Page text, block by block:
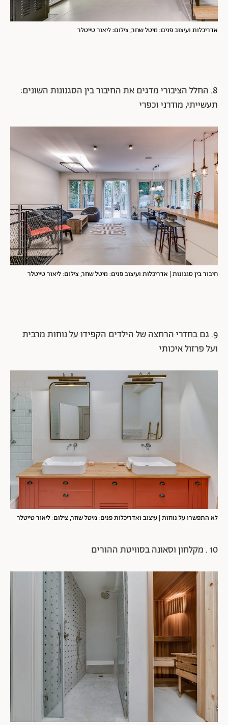
אדריכלות ועיצוב פנים: מיטל שחר, צילום: ליאור טייטלר
8. החלל הציבורי מדגים את החיבור בין הסגנונות השונים:
תעשייתי, מודרני וכפרי
חיבור בין סגנונות | אדריכלות ועיצוב פנים: מיטל שחר, צילום: ליאור טייטלר
9. גם בחדרי הרחצה של הילדים הקפידו על נוחות מרבית
ועל פרזול איכותי
לא התפשרו על נוחות | עיצוב ואדריכלות פנים: מיטל שחר, צילום: ליאור טייטלר
10 . מקלחון וסאונה בסוויטת ההורים